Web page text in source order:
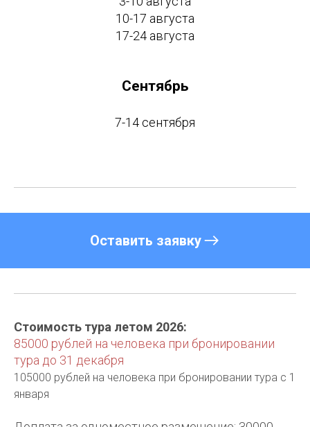
10-17 августа
17-24 августа
Сентябрь
7-14 сентября
Оставить заявку
Стоимость тура летом 2026:
85000 рублей на человека при бронировании
тура до 31 декабря
105000 рублей на человека при бронировании тура с 1
января